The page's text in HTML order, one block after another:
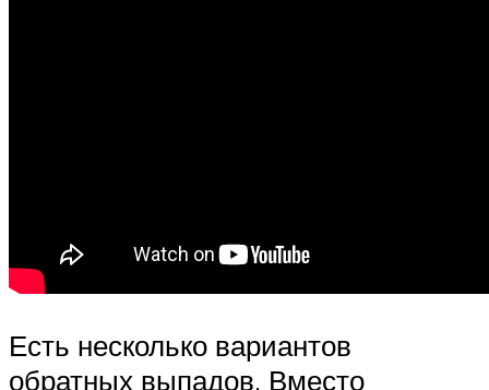
Есть несколько вариантов
обратных выпадов. Вместо